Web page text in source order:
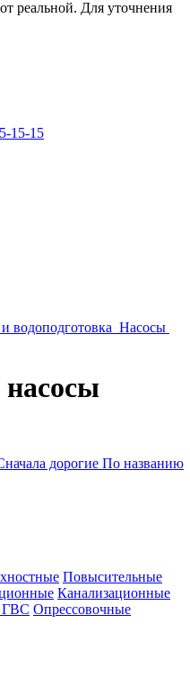
реальной. Для уточнения
15-15
водоподготовка Насосы
дорогие По названию
Повысительные
Канализационные
ГВС Опрессовочные